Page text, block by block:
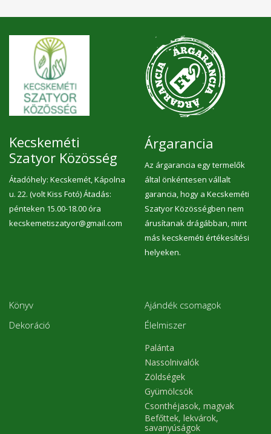
Kecskeméti
Szatyor Közösség
Átadóhely: Kecskemét, Kápolna
u. 22. (volt Kiss Fotó) Átadás:
pénteken 15.00-18.00 óra
kecskemetiszatyor@gmail.com
Árgarancia
Az árgarancia egy termelők
által önkéntesen vállalt
garancia, hogy a Kecskeméti
Szatyor Közösségben nem
árusítanak drágábban, mint
más kecskeméti értékesítési
helyeken.
Könyv
Dekoráció
Ajándék csomagok
Élelmiszer
Palánta
Nassolnivalók
Zöldségek
Gyümölcsök
Csonthéjasok, magvak
Befőttek, lekvárok,
savanyúságok